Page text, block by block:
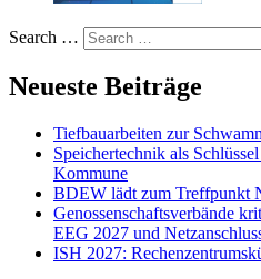
Search …
Neueste Beiträge
Tiefbauarbeiten zur
Speichertechnik als
Kommune
BDEW lädt zum Treffpunkt
Genossenschaftsverbände
EEG 2027 und
ISH 2027: